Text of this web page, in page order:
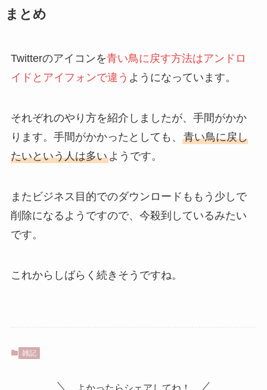
まとめ
Twitterのアイコンを青い鳥に戻す方法はアンドロ
イドとアイフォンで違う ようになっています。
それぞれのやり方を紹介しましたが、手間がかか
ります。手間がかかったとしても、 青い鳥に戻し
たいという人は多いようです。
またビジネス目的でのダウンロードももう少しで
削除になるようですので、今殺到しているみたい
です。
これからしばらく続きそうですね。
雑記
よかったらシェアしてね！